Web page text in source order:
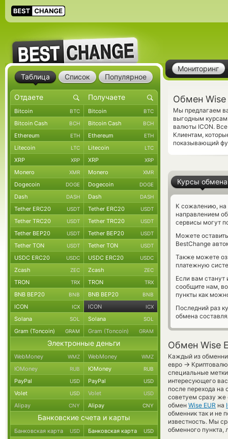
Мониторинг
Обмен Wise
Мы предлагаем
выгодным курсам
валюты ICON.
Клиентам,
показывающий
Курсы обмена
К сожалению, на
направлением
сервисы могут
Можете
BestChange
Также можете
платежную
Если вам
сообщите нам,
пункты как
Последний раз
обмена
Обмен Wise
Каждый из
евро →
специальные
интересующего
после перехода на
советуем сразу же
обмен Wise EUR на
обменник так и не
известность. Мы
обменного пункта,
Таблица Список Популярное
Bitcoin BTC Bitcoin BTC
Bitcoin Cash BCH Bitcoin Cash BCH
Ethereum ETH Ethereum ETH
Litecoin LTC Litecoin LTC
XRP XRP XRP XRP
Monero XMR Monero XMR
Dogecoin DOGE Dogecoin DOGE
Dash DASH Dash DASH
Tether ERC20 USDT Tether ERC20 USDT
Tether TRC20 USDT Tether TRC20 USDT
Tether BEP20 USDT Tether BEP20 USDT
Tether TON USDT Tether TON USDT
USDC ERC20 USDC USDC ERC20 USDC
Zcash ZEC Zcash ZEC
TRON TRX TRON TRX
BNB BEP20 BNB BNB BEP20 BNB
ICON ICX ICON ICX
Solana SOL Solana SOL
Gram (Toncoin) GRAM Gram (Toncoin) GRAM
Электронные деньги
WebMoney WMZ WebMoney WMZ
ЮMoney RUB ЮMoney RUB
PayPal USD PayPal USD
Volet USD Volet USD
Alipay CNY Alipay CNY
Банковские счета и карты
Банковская карта USD Банковская карта USD